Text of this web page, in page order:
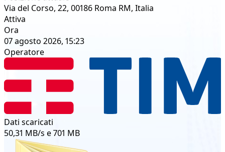
Via del Corso, 22, 00186 Roma RM, Italia
Attiva
Ora
07 agosto 2026, 15:23
Operatore
Dati scaricati
50,31 MB/s e 701 MB